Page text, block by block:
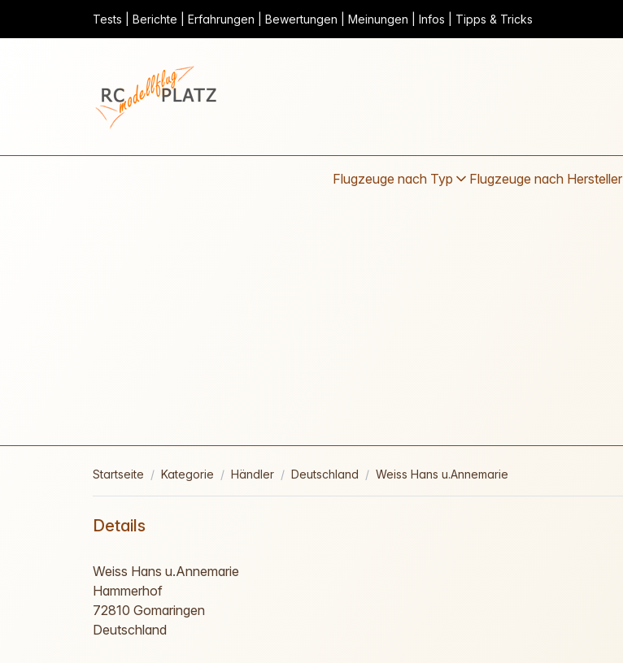
Tests | Berichte | Erfahrungen | Bewertungen | Meinungen | Infos | Tipps & Tricks
Flugzeuge nach Typ Flugzeuge nach Hersteller
Startseite Kategorie Händler Deutschland Weiss Hans u.Annemarie
Details
Weiss Hans u.Annemarie
Hammerhof
72810 Gomaringen
Deutschland